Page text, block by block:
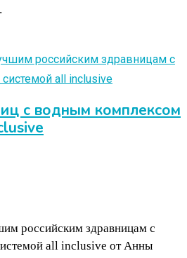
с водным комплексом
российским здравницам с
all inclusive от Анны